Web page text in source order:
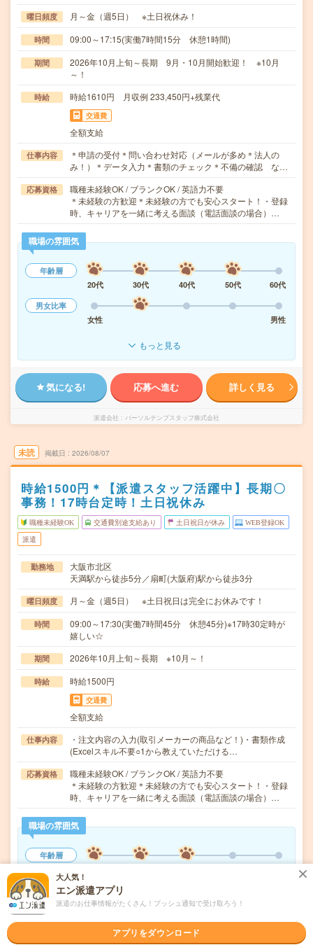
曜日頻度 月～金（週5日） ※土日祝休み！
時間 09:00～17:15(実働7時間15分 休憩1時間)
期間
2026年10月上旬～長期 9月・10月開始歓迎！ ※10月
～！
時給 時給1610円 月収例 233,450円+残業代
交通費
全額支給
仕事内容
＊申請の受付＊問い合わせ対応（メールが多め＊法人の
み！）＊データ入力＊書類のチェック＊不備の確認 な…
応募資格
職種未経験OK / ブランクOK / 英語力不要
＊未経験の方歓迎＊未経験の方でも安心スタート！・登録
時、キャリアを一緒に考える面談（電話面談の場合）…
職場の雰囲気
年齢層
20代
30代 40代 50代
60代
男女比率
女性
男性
もっと見る
気になる! 応募へ進む 詳しく見る
派遣会社 パーソルテンプスタッフ株式会社
未読 掲載日 2026/08/07
時給1500円＊【派遣スタッフ活躍中】長期〇
事務！17時台定時！土日祝休み
職種未経験OK 交通費別途支給あり 土日祝日が休み WEB登録OK
派遣
勤務地
大阪市北区
天満駅から徒歩5分／扇町(大阪府)駅から徒歩3分
曜日頻度 月～金（週5日） ※土日祝日は完全にお休みです！
時間
09:00～17:30(実働7時間45分 休憩45分)※17時30定時が
嬉しい☆
期間 2026年10月上旬～長期 ※10月～！
時給 時給1500円
交通費
全額支給
仕事内容
・注文内容の入力(取引メーカーの商品など！)・書類作成
(Excelスキル不要○1から教えていただける…
応募資格
職種未経験OK / ブランクOK / 英語力不要
＊未経験の方歓迎＊未経験の方でも安心スタート！・登録
時、キャリアを一緒に考える面談（電話面談の場合）…
職場の雰囲気
年齢層
男女比率
女性
もっと見る
大人気！
エン派遣アプリ
派遣のお仕事情報がたくさん！プッシュ通知で受け取ろう！
アプリをダウンロード